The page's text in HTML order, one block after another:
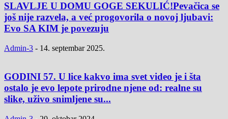
SLAVLJE U DOMU GOGE SEKULIĆ!Pevačica se
još nije razvela, a već progovorila o novoj ljubavi:
Evo SA KIM je povezuju
Admin-3 - 14. septembar 2025.
GODINI 57. U lice kakvo ima svet video je i šta
ostalo je evo lepote prirodne njene od: realne su
slike, uživo snimljene su...